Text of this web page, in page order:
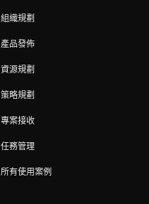
組織規劃
產品發佈
資源規劃
策略規劃
專案接收
任務管理
所有使用案例